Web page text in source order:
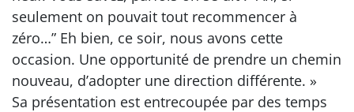
seulement on pouvait tout recommencer à
zéro…” Eh bien, ce soir, nous avons cette
occasion. Une opportunité de prendre un chemin
nouveau, d’adopter une direction différente. »
Sa présentation est entrecoupée par des temps